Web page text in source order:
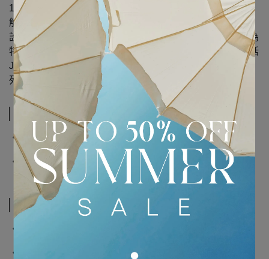
1997 年推出的現代女裝副線，以更親民的價格延續主線的
解構主義、反時尚 (Anti-fashion) 精神與前衛實驗風格。其
設計以混搭、中性風格、不規則剪裁及標誌性的水平白線為
特色，設計團隊匿名運作以讓服裝自己說話，經典單品包括
Japanese 三角包、Numerics 數字飾品與各式混搭牛仔系
列。
規格說明
‧ 產地：義大利
‧ 材質：100% 棉
運送方式
‧ 一般商品採用黑貓宅急便寄送
‧ 單筆滿5千享免運優惠